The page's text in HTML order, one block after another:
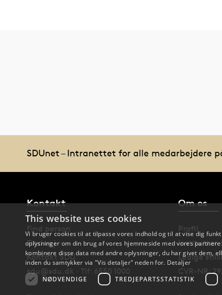
SDUnet – Intranettet for alle medarbejdere
Kontakt
Find person
Find vej
Kontakt SDU
sdu@sdu.dk · Tlf: 6550 1000
Om os
Profil
Institutter
Ledige
CVR-NR:
This website uses cookies
Vi bruger cookies til at tilpasse vores indhold og til at vise dig
oplysninger om din brug af vores hjemmeside med vores
kombinere disse data med andre oplysninger, du har givet dem,
inden du samtykker via "Vis detaljer" neden for. Detaljer
NØDVENDIGE
TREDJEPARTSSTATISTIK